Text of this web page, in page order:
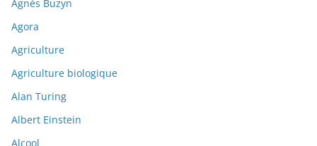
Agnès Buzyn
Agora
Agriculture
Agriculture biologique
Alan Turing
Albert Einstein
Alcool